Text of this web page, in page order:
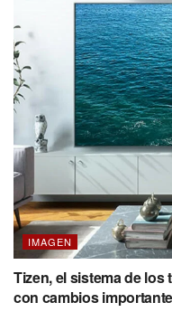
IMAGEN
Tizen, el sistema de
con cambios